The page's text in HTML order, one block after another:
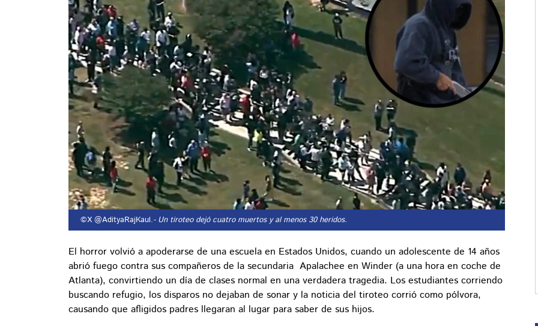
©X @AdityaRajKaul.- Un tiroteo dejó cuatro muertos y al menos 30 heridos.
El horror volvió a apoderarse de una escuela en Estados Unidos, cuando un adolescente de 14 años
abrió fuego contra sus compañeros de la secundaria Apalachee en Winder (a una hora en coche de
Atlanta), convirtiendo un día de clases normal en una verdadera tragedia. Los estudiantes corriendo
buscando refugio, los disparos no dejaban de sonar y la noticia del tiroteo corrió como pólvora,
causando que afligidos padres llegaran al lugar para saber de sus hijos.